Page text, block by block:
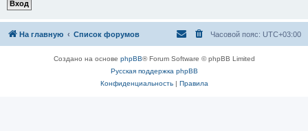
На главную Список форумов Часовой пояс: UTC+03:00
Создано на основе phpBB® Forum Software © phpBB Limited
Русская поддержка phpBB
Конфиденциальность| Правила